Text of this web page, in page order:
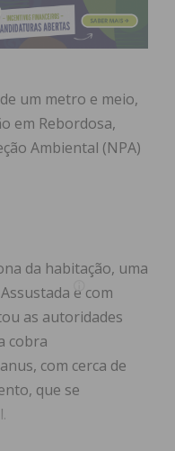
um metro e meio,
em Rebordosa,
Ambiental (NPA)
da habitação, uma
e com
as autoridades
cobra
com cerca de
que se